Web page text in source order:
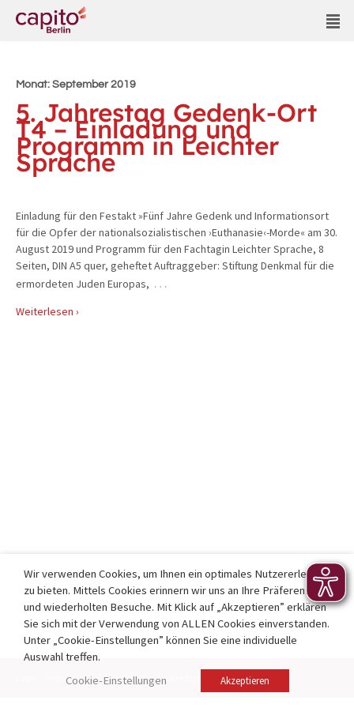
Monat: September 2019
5. Jahrestag Gedenk-Ort
T4 – Einladung und
Programm in Leichter
Sprache
Einladung für den Festakt »Fünf Jahre Gedenk und Informationsort
für die Opfer der nationalsozialistischen ›Euthanasie‹-Morde« am 30.
August 2019 und Programm für den Fachtagin Leichter Sprache, 8
Seiten, DIN A5 quer, geheftet Auftraggeber: Stiftung Denkmal für die
ermordeten Juden Europas, …
Weiterlesen ›
Impressum Datenschutz Cookie-Einstellungen Kontakt
Wir verwenden Cookies, um Ihnen ein optimales Nutzererlebnis
zu bieten. Mittels Cookies erinnern wir uns an Ihre Präferenzen
und wiederholten Besuche. Mit Klick auf „Akzeptieren” erklären
Sie sich mit der Verwendung von ALLEN Cookies einverstanden.
Unter „Cookie-Einstellungen” können Sie eine individuelle
Auswahl treffen.
Cookie-Einstellungen
Akzeptieren